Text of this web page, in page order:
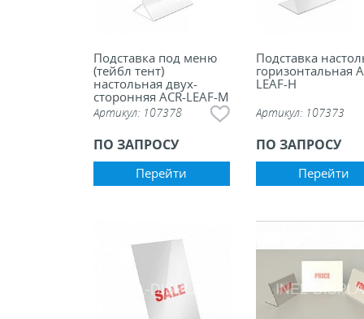
Подставка под меню
(тейбл тент)
настольная двух-
сторонняя ACR-LEAF-M
Артикул: 107378
ПО ЗАПРОСУ
Перейти
Подставка
горизонтальная
LEAF-H
Артикул: 107373
ПО ЗАПРОСУ
Перейти